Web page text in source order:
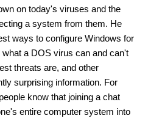
on today's viruses and the
a system from them. He
ways to configure Windows for
a DOS virus can and can't
threats are, and other
surprising information. For
know that joining a chat
entire computer system into